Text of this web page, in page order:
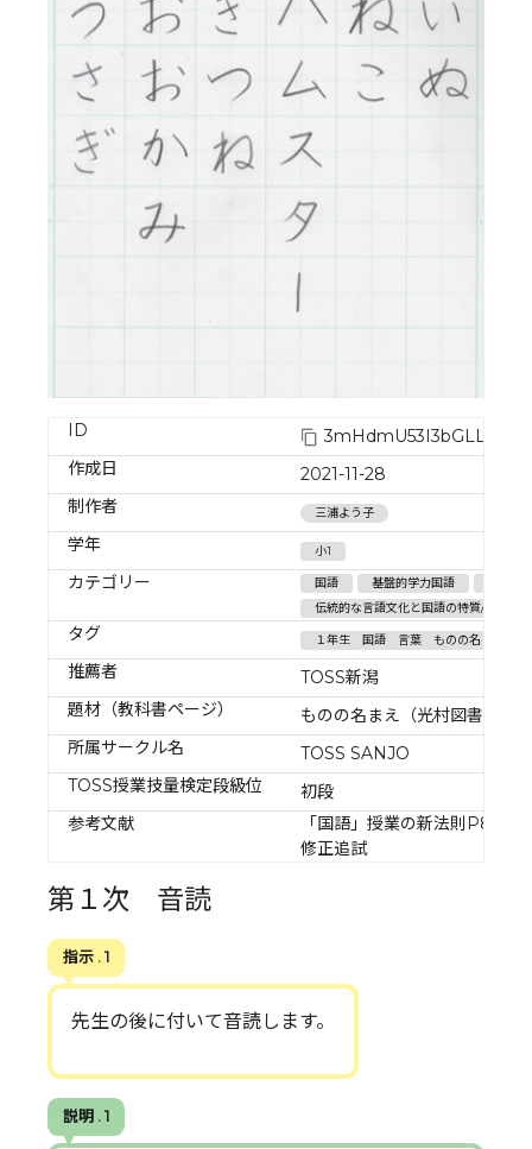
ID
作成日
2021-11-28
制作者
三浦よう子
学年 小1
カテゴリー 国語 基盤的学力国語
伝統的な言語文化と国語の特質/言語の
タグ １年生 国語 言葉 ものの名まえ 上
推薦者
TOSS新潟
題材（教科書ページ）
ものの名まえ（光村図書１年
所属サークル名
TOSS SANJO
TOSS授業技量検定段級位
初段
参考文献
「国語」授業の新法則P84田
修正追試
第１次 音読
指示 . 1
先生の後に付いて音読します。
説明 . 1